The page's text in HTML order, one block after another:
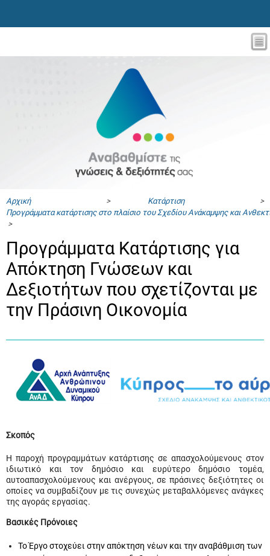
Αρχική> Κατάρτιση>
Προγράμματα κατάρτισης στο πλαίσιο του Σχεδίου Ανάκαμψης και
>
Προγράμματα Κατάρτισης για
Απόκτηση Γνώσεων και
Δεξιοτήτων που σχετίζονται με
την Πράσινη Οικονομία
Σκοπός
Η παροχή προγραμμάτων κατάρτισης σε απασχολούμενους στον
ιδιωτικό και τον δημόσιο και ευρύτερο δημόσιο τομέα,
αυτοαπασχολούμενους και ανέργους, σε πράσινες δεξιότητες οι
οποίες να συμβαδίζουν με τις συνεχώς μεταβαλλόμενες ανάγκες
της αγοράς εργασίας.
Βασικές Πρόνοιες
Το Έργο στοχεύει στην απόκτηση νέων και την αναβάθμιση των